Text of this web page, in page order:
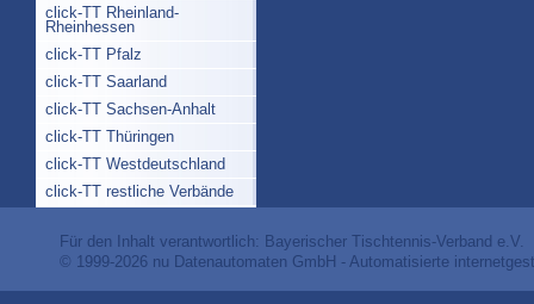
click-TT Rheinland-
Rheinhessen
click-TT Pfalz
click-TT Saarland
click-TT Sachsen-Anhalt
click-TT Thüringen
click-TT Westdeutschland
click-TT restliche Verbände
Für den Inhalt verantwortlich: Bayerischer Tischtennis-Verband e.V.
© 1999-2026 nu Datenautomaten GmbH - Automatisierte